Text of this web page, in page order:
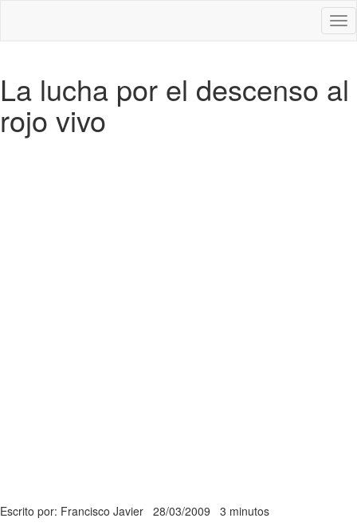
La lucha por el descenso al
rojo vivo
Escrito por: Francisco Javier 28/03/2009 3 minutos